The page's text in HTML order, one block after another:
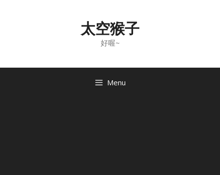
太空猴子
好喔~
Menu